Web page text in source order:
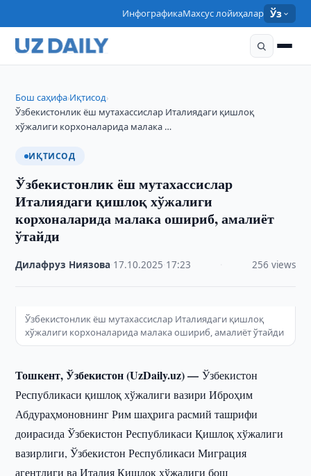
ИнфографикаМахсус лойиҳалар Ўз
Бош саҳифа›Иқтисод›
Ўзбекистонлик ёш мутахассислар Италиядаги қишлоқ
хўжалиги корхоналарида малака …
ИҚТИСОД
Ўзбекистонлик ёш мутахассислар
Италиядаги қишлоқ хўжалиги
корхоналарида малака ошириб, амалиёт
ўтайди
Дилафруз Ниязова 17.10.2025 17:23 256 views
Ўзбекистонлик ёш мутахассислар Италиядаги қишлоқ
хўжалиги корхоналарида малака ошириб, амалиёт ўтайди
Тошкент, Ўзбекистон (UzDaily.uz) —Ўзбекистон
Республикаси қишлоқ хўжалиги вазири Иброҳим
Абдураҳмоновнинг Рим шаҳрига расмий ташрифи
доирасида Ўзбекистон Республикаси Қишлоқ хўжалиги
вазирлиги, Ўзбекистон Республикаси Миграция
агентлиги ва Италия Қишлоқ хўжалиги бош